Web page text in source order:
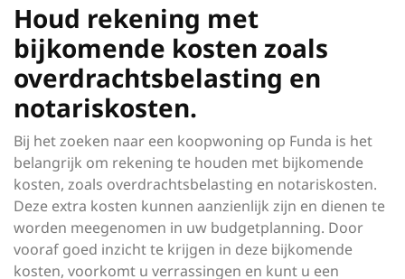
Houd rekening met
bijkomende kosten zoals
overdrachtsbelasting en
notariskosten.
Bij het zoeken naar een koopwoning op Funda is het
belangrijk om rekening te houden met bijkomende
kosten, zoals overdrachtsbelasting en notariskosten.
Deze extra kosten kunnen aanzienlijk zijn en dienen te
worden meegenomen in uw budgetplanning. Door
vooraf goed inzicht te krijgen in deze bijkomende
kosten, voorkomt u verrassingen en kunt u een